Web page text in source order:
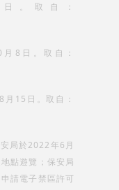
。取自：
8日。取自：
15日。取自：
局於2022年6月
點遊覽；保安局
請電子禁區許可